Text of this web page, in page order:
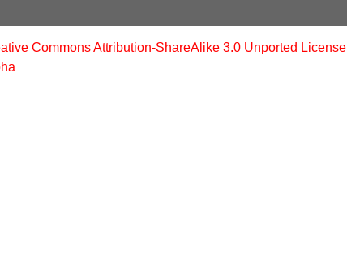
Commons Attribution-ShareAlike 3.0 Unported License